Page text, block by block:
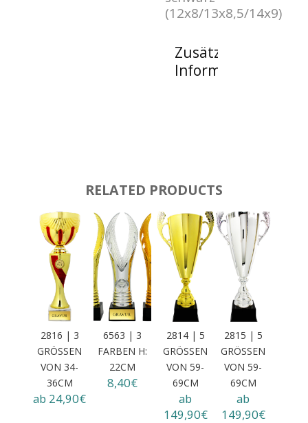
(12x8/13x8,5/14x9)
Zusätzliche
Informationen
RELATED PRODUCTS
2816 | 3
GRÖSSEN
VON 34-3
6CM
ab 24,90€
6563 | 3
FARBEN H:
22CM
8,40€
2814 | 5
GRÖSSEN V
ON 59-6
9CM
ab
149,90€
2815 | 5
GRÖSSEN V
ON 59-6
9CM
ab
149,90€